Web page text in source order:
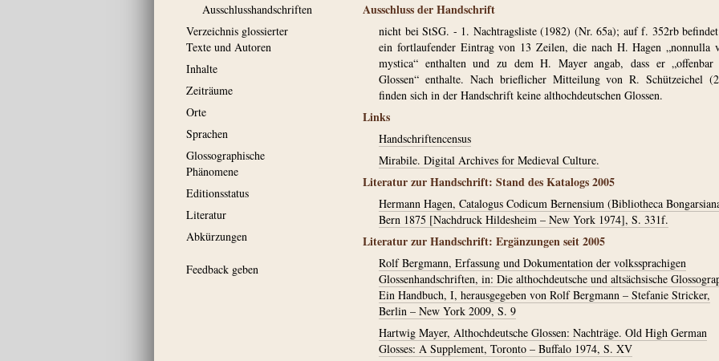
Ausschluss­handschriften
Verzeichnis glossierter
Texte und Autoren
Inhalte
Zeiträume
Orte
Sprachen
Glossographische
Phänomene
Editionsstatus
Literatur
Abkürzungen
Feedback geben
Ausschluss der Handschrift
nicht bei StSG. - 1. Nachtragsliste (1982) (Nr. 65a); auf f. 352rb
ein fortlaufender Eintrag von 13 Zeilen, die nach H. Hagen „nonnulla
mystica“ enthalten und zu dem H. Mayer angab, dass er „offenbar
Glossen“ enthalte. Nach brieflicher Mitteilung von R. Schützeichel
finden sich in der Handschrift keine althochdeutschen Glossen.
Links
Handschriftencensus
Mirabile. Digital Archives for Medieval Culture.
Literatur zur Handschrift: Stand des Katalogs 2005
Hermann Hagen, Catalogus Codicum Bernensium (Bibliotheca
Bern 1875 [Nachdruck Hildesheim – New York 1974], S. 331f.
Literatur zur Handschrift: Ergänzungen seit 2005
Rolf Bergmann, Erfassung und Dokumentation der volkssprachigen
Glossenhandschriften, in: Die althochdeutsche und altsächsische
Ein Handbuch, I, herausgegeben von Rolf Bergmann – Stefanie Stricker,
Berlin – New York 2009, S. 9
Hartwig Mayer, Althochdeutsche Glossen: Nachträge. Old High German
Glosses: A Supplement, Toronto – Buffalo 1974, S. XV